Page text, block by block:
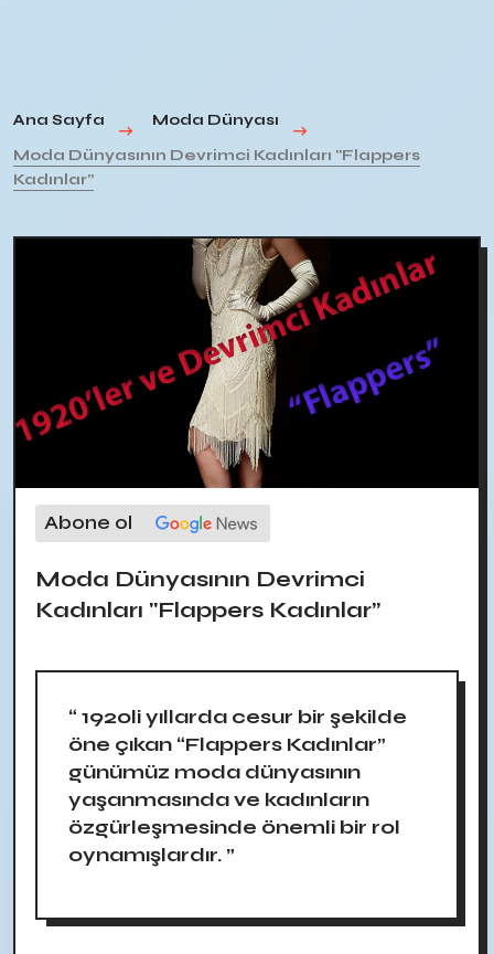
Ana Sayfa
Moda Dünyası
Moda Dünyasının Devrimci Kadınları "Flappers
Kadınlar”
Abone ol
Moda Dünyasının Devrimci
Kadınları "Flappers Kadınlar”
“ 1920li yıllarda cesur bir şekilde
öne çıkan “Flappers Kadınlar”
günümüz moda dünyasının
yaşanmasında ve kadınların
özgürleşmesinde önemli bir rol
oynamışlardır. ”